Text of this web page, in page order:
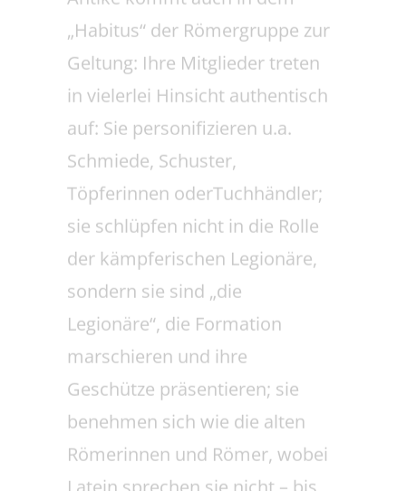
Töpferinnen oderTuchhändler;
sie schlüpfen nicht in die Rolle
der kämpferischen Legionäre,
sondern sie sind „die
Legionäre“, die Formation
marschieren und ihre
Geschütze präsentieren; sie
benehmen sich wie die alten
Römerinnen und Römer, wobei
Latein sprechen sie nicht – bis
auf die römischen Befehle, die
sie für ihre Kampftechnik wie
die berühmte
Schildkrötenformation
brauchen.